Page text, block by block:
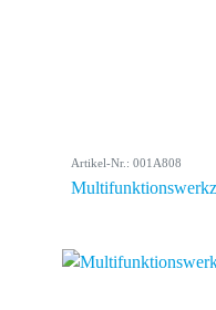
Artikel-Nr.: 001A808